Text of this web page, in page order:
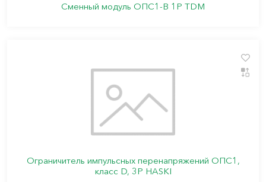
Сменный модуль ОПС1-B 1P TDM
Ограничитель импульсных перенапряжений ОПС1,
класс D, 3P HASKI